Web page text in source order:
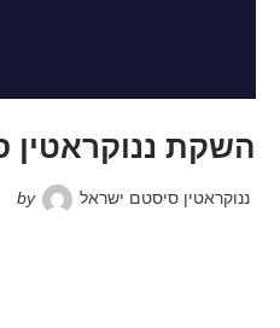
השקת ננוקראטין
ננוקראטין סיסטם ישראל by